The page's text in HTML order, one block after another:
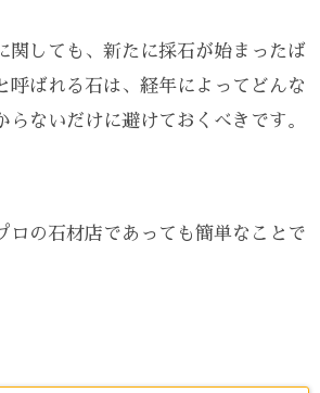
関しても、新たに採石が始まったば
ばれる石は、経年によってどんな
らないだけに避けておくべきです。
ロの石材店であっても簡単なことで